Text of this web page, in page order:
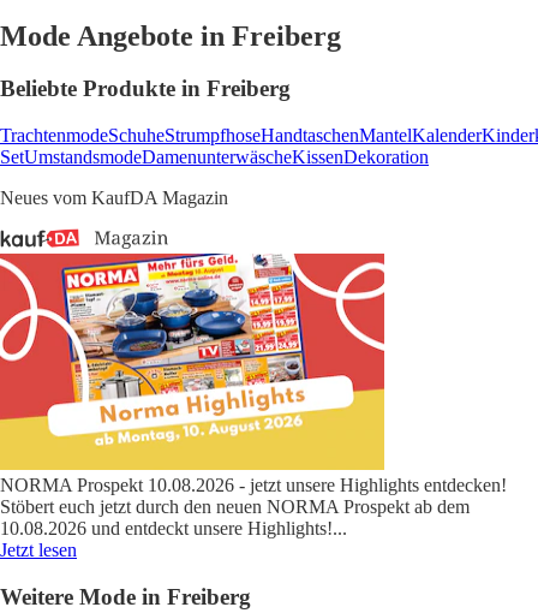
Mode Angebote in Freiberg
Beliebte Produkte in Freiberg
TrachtenmodeSchuheStrumpfhoseHandtaschenMantelKalender
SetUmstandsmodeDamenunterwäscheKissenDekoration
Neues vom KaufDA Magazin
NORMA Prospekt 10.08.2026 - jetzt unsere Highlights entdecken!
Stöbert euch jetzt durch den neuen NORMA Prospekt ab dem
10.08.2026 und entdeckt unsere Highlights!...
Jetzt lesen
Weitere Mode in Freiberg